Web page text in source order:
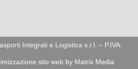
Integrati e Logistica s.r.l. – P.IVA:
sito web by Matrix Media